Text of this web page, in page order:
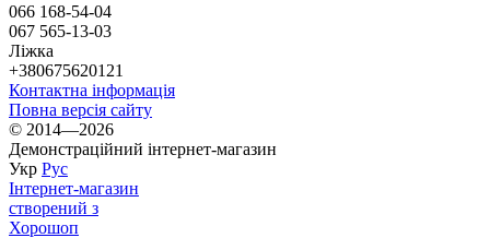
066 168-54-04
067 565-13-03
Ліжка
+380675620121
Контактна інформація
Повна версія сайту
© 2014—2026
Демонстраційний інтернет-магазин
Укр Рус
Інтернет-магазин
створений з
Хорошоп